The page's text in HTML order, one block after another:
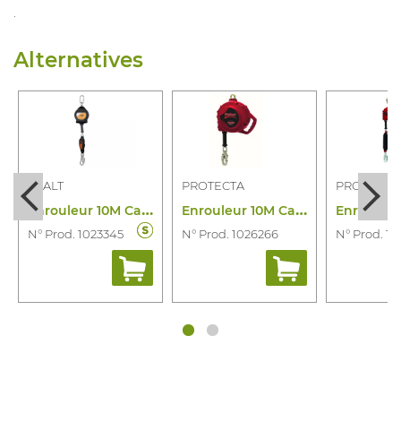
Alternatives
SKALT
E
nrouleur 10M Cable Prostop Se
N° Prod. 1023345
PROTECTA
E
nrouleur 10M Cable Rebel
N° Prod. 1026266
PROTECTA
N° Prod.